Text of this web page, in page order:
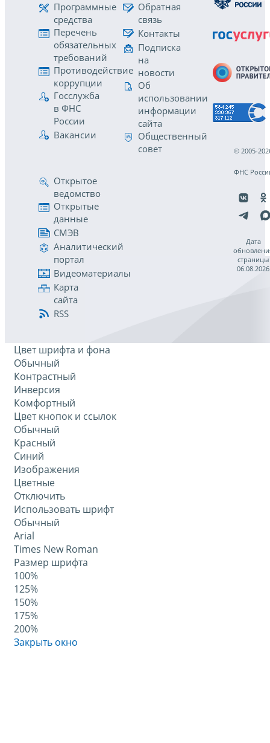
Программные
средства
Перечень
обязательных
требований
Противодействие
коррупции
Госслужба
в ФНС
России
Вакансии
Обратная
связь
Контакты
Подписка
на
новости
Об
использовании
информации
сайта
Общественный
совет
Открытое
ведомство
Открытые
данные
СМЭВ
Аналитический
портал
Видеоматериалы
Карта
сайта
RSS
© 2005-
ФНС
Дата
страницы
06.08.2026
Цвет шрифта и фона
Обычный
Контрастный
Инверсия
Комфортный
Цвет кнопок и ссылок
Обычный
Красный
Синий
Изображения
Цветные
Отключить
Использовать шрифт
Обычный
Arial
Times New Roman
Размер шрифта
100%
125%
150%
175%
200%
Закрыть окно